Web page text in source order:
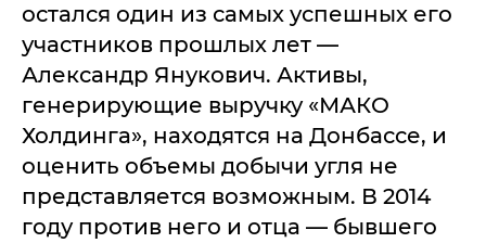
остался один из самых успешных его
участников прошлых лет —
Александр Янукович. Активы,
генерирующие выручку «МАКО
Холдинга», находятся на Донбассе, и
оценить объемы добычи угля не
представляется возможным. В 2014
году против него и отца — бывшего